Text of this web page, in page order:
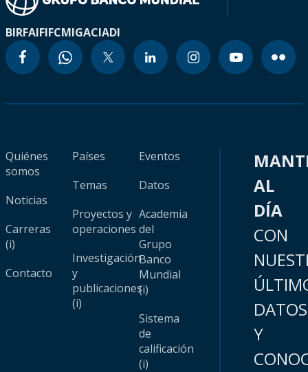
BIRFAIFIFCMIGACIADI
Quiénes
somos
Noticias
Carreras
(i)
Contacto
Países
Temas
Proyectos y
operaciones
Investigación
y
publicaciones
(i)
Eventos
Datos
Academia
del
Grupo
Banco
Mundial
(i)
Sistema
de
calificación
(i)
AL
DÍA
CON
DATOS
Y